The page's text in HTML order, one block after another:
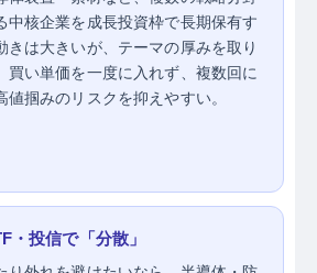
中核企業を成長投資枠で長期保有す
きは大きいが、テーマの厚みを取り
買い単価を一度に入れず、複数回に
値掴みのリスクを抑えやすい。
・投信で「分散」